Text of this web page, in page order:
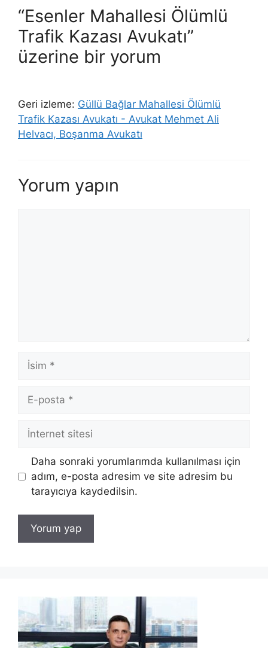
“Esenler Mahallesi Ölümlü
Trafik Kazası Avukatı”
üzerine bir yorum
Geri izleme: Güllü Bağlar Mahallesi Ölümlü
Trafik Kazası Avukatı - Avukat Mehmet Ali
Helvacı, Boşanma Avukatı
Yorum yapın
İsim
posta
İnternet
Daha sonraki yorumlarımda kullanılması için
adım, e-posta adresim ve site adresim bu
tarayıcıya kaydedilsin.